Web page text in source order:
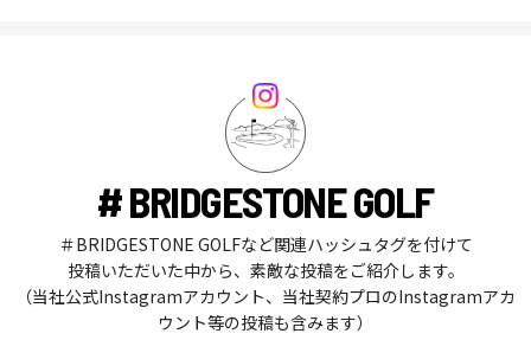
# BRIDGESTONE GOLF
＃BRIDGESTONE GOLFなど関連ハッシュタグを付けて
投稿いただいた中から、素敵な投稿をご紹介します。
（当社公式Instagramアカウント、当社契約プロのInstagramアカ
ウント等の投稿も含みます）